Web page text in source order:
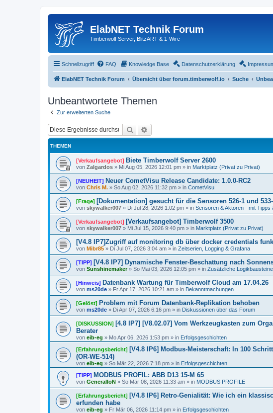
ElabNET Technik Forum
Timberwolf Server, BlitzART & 1-Wire
Schnellzugriff FAQ Knowledge Base Datenschutzerklärung
ElabNET Technik Forum Übersicht über forum.timberwolf.io Suche
Unbeantwortete Themen
Zur erweiterten Suche
Suche
THEMEN
[Verkaufsangebot] Biete Timberwolf Server 2600
von Zalgardos » Mi Aug 05, 2026 12:01 pm » in Marktplatz (Privat zu Privat)
[NEUHEIT] Neuer CometVisu Release Candidate: 1.0.0-RC2
von Chris M. » So Aug 02, 2026 11:32 pm » in CometVisu
[Frage] [Dokumentation] gesucht für die Sensoren 526-1 und
von skywalker007 » Di Jul 28, 2026 1:02 pm » in Sensoren & Aktoren - mit Tipps
[Verkaufsangebot] [Verkaufsangebot] Timberwolf 3500
von skywalker007 » Mi Jul 15, 2026 9:40 pm » in Marktplatz (Privat zu Privat)
[V4.8 IP7]Zugriff auf monitoring db über docker credentials
von Mibr85 » Di Jul 07, 2026 3:04 am » in Zeitserien, Logging & Grafana
[TIPP] [V4.8 IP7] Dynamische Fenster-Beschattung nach
von Sunshinemaker» So Mai 03, 2026 12:05 pm » in Zusätzliche Logikbausteine
[Hinweis] Datenbank Wartung für Timberwolf Cloud am 17.04.26
von ms20de » Fr Apr 17, 2026 10:21 am » in Bekanntmachungen
[Gelöst] Problem mit Forum Datenbank-Replikation behoben
von ms20de » Di Apr 07, 2026 6:16 pm » in Diskussionen über das Forum
[DISKUSSION] [4.8 IP7] [V8.02.07] Vom Werkzeugkasten zum
Berater
von eib-eg » Mo Apr 06, 2026 1:53 pm » in Erfolgsgeschichten
[Erfahrungsbericht] [V4.8 IP6] Modbus-Meisterschaft: In 100
(OR-WE-514)
von eib-eg » So Mär 22, 2026 7:18 pm » in Erfolgsgeschichten
[TIPP] MODBUS PROFIL: ABB D13 15-M 65
von GeneralIoN » So Mär 08, 2026 11:33 am » in MODBUS PROFILE
[Erfahrungsbericht] [V4.8 IP6] Retro-Genialität: Wie ich ein
erfunden habe
von eib-eg » Fr Mär 06, 2026 11:14 pm » in Erfolgsgeschichten